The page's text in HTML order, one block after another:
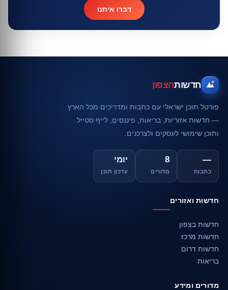
דברו איתנו
חדשותהצפון
פורטל תוכן ישראלי עם כתבות ומדריכים מכל הארץ
— חדשות אזוריות, בריאות, פיננסים, לייף סטייל
ותוכן שימושי לעסקים ולצרכנים.
—
כתבות
8
מדורים
יומי
עדכון תוכן
חדשות ואזורים
חדשות בצפון
חדשות מרכז
חדשות דרום
בריאות
מדורים ומידע